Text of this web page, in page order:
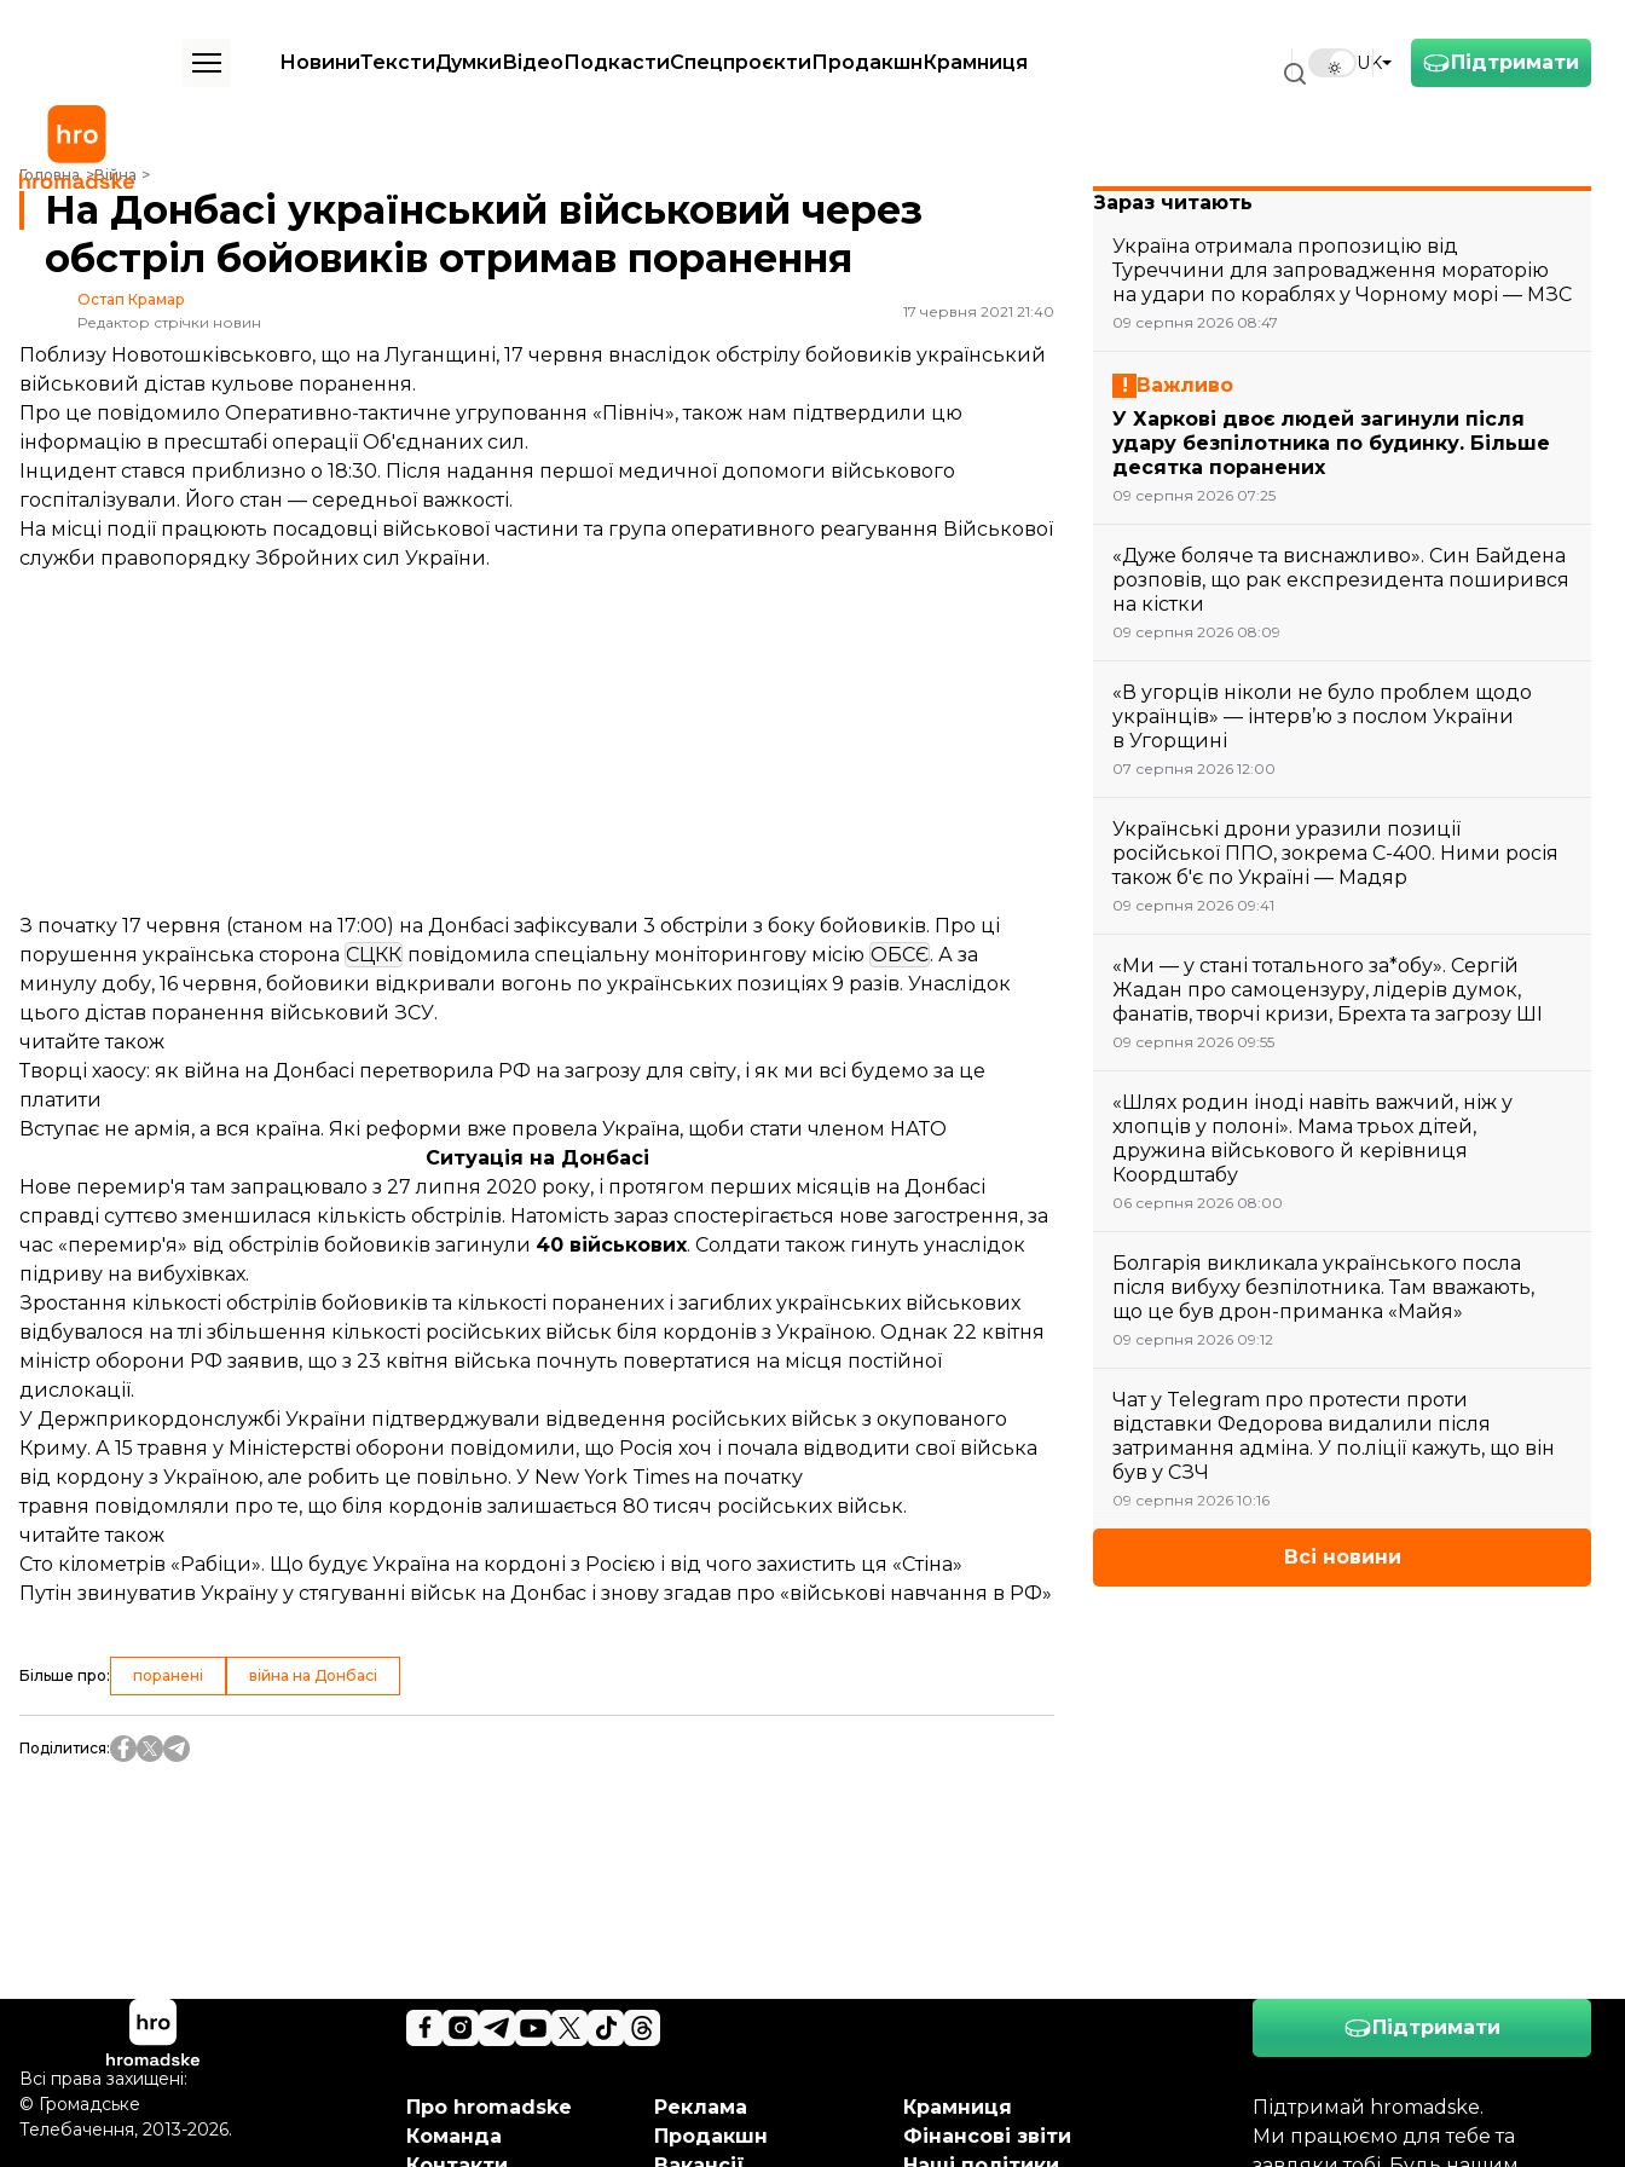
Підтримати
UK
НовиниТекстиДумкиВідеоПодкастиСпецпроєктиПродакшнКрамниця
Головна Війна
На Донбасі український військовий через обстріл бойовиків отримав поранення
На Донбасі український військовий через
обстріл бойовиків отримав поранення
Остап Крамар
Редактор стрічки новин
17 червня 2021 21:40
Поблизу Новотошківськовго, що на Луганщині, 17 червня внаслідок обстрілу бойовиків український
військовий дістав кульове поранення.
Про це повідомило Оперативно-тактичне угруповання «Північ», також нам підтвердили цю
інформацію в пресштабі операції Об'єднаних сил.
Інцидент стався приблизно о 18:30. Після надання першої медичної допомоги військового
госпіталізували. Його стан — середньої важкості.
На місці події працюють посадовці військової частини та група оперативного реагування Військової
служби правопорядку Збройних сил України.
З початку 17 червня (станом на 17:00) на Донбасі зафіксували 3 обстріли з боку бойовиків. Про ці
порушення українська сторона СЦКК повідомила спеціальну моніторингову місію ОБСЄ. А за
минулу добу, 16 червня, бойовики відкривали вогонь по українських позиціях 9 разів. Унаслідок
цього дістав поранення військовий ЗСУ.
читайте також
Творці хаосу: як війна на Донбасі перетворила РФ на загрозу для світу, і як ми всі будемо за це
платити
Вступає не армія, а вся країна. Які реформи вже провела Україна, щоби стати членом НАТО
Ситуація на Донбасі
Нове перемир'я там запрацювало з 27 липня 2020 року, і протягом перших місяців на Донбасі
справді суттєво зменшилася кількість обстрілів. Натомість зараз спостерігається нове загострення, за
час «перемир'я» від обстрілів бойовиків загинули 40 військових. Солдати також гинуть унаслідок
підриву на вибухівках.
Зростання кількості обстрілів бойовиків та кількості поранених і загиблих українських військових
відбувалося на тлі збільшення кількості російських військ біля кордонів з Україною. Однак 22 квітня
міністр оборони РФ заявив, що з 23 квітня війська почнуть повертатися на місця постійної
дислокації.
У Держприкордонслужбі України підтверджували відведення російських військ з окупованого
Криму. А 15 травня у Міністерстві оборони повідомили, що Росія хоч і почала відводити свої війська
від кордону з Україною, але робить це повільно. У New York Times на початку
травня повідомляли про те, що біля кордонів залишається 80 тисяч російських військ.
читайте також
Сто кілометрів «Рабіци». Що будує Україна на кордоні з Росією і від чого захистить ця «Стіна»
Путін звинуватив Україну у стягуванні військ на Донбас і знову згадав про «військові навчання в РФ»
Більше про: поранені війна на Донбасі
Поділитися:
Зараз читають
Україна отримала пропозицію від
Туреччини для запровадження мораторію
на удари по кораблях у Чорному морі — МЗС
09 серпня 2026 08:47
Важливо
У Харкові двоє людей загинули після
удару безпілотника по будинку. Більше
десятка поранених
09 серпня 2026 07:25
«Дуже боляче та виснажливо». Син Байдена
розповів, що рак експрезидента поширився
на кістки
09 серпня 2026 08:09
«В угорців ніколи не було проблем щодо
українців» — інтерв’ю з послом України
в Угорщині
07 серпня 2026 12:00
Українські дрони уразили позиції
російської ППО, зокрема С-400. Ними росія
також б'є по Україні — Мадяр
09 серпня 2026 09:41
«Ми — у стані тотального за*обу». Сергій
Жадан про самоцензуру, лідерів думок,
фанатів, творчі кризи, Брехта та загрозу ШІ
09 серпня 2026 09:55
«Шлях родин іноді навіть важчий, ніж у
хлопців у полоні». Мама трьох дітей,
дружина військового й керівниця
Коордштабу
06 серпня 2026 08:00
Болгарія викликала українського посла
після вибуху безпілотника. Там вважають,
що це був дрон-приманка «Майя»
09 серпня 2026 09:12
Чат у Telegram про протести проти
відставки Федорова видалили після
затримання адміна. У по.ліції кажуть, що він
був у СЗЧ
09 серпня 2026 10:16
Всі новини
Підтримати
Підтримай hromadske.
Ми працюємо для тебе та
Про hromadske
Команда
Реклама
Продакшн
Крамниця
Фінансові звіти
Всі права захищені:
© Громадське
Телебачення, 2013-2026.